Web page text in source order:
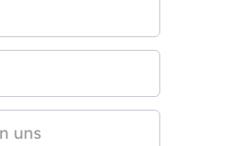
uns